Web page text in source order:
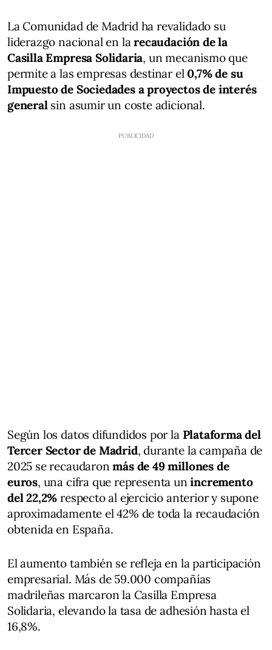
La Comunidad de Madrid ha revalidado su
liderazgo nacional en larecaudación de la
Casilla Empresa Solidaria, un mecanismo que
permite a las empresas destinar el0,7% de su
Impuesto de Sociedades a proyectos de interés
general sin asumir un coste adicional.
Según los datos difundidos por la Plataforma del
Tercer Sector de Madrid, durante la campaña de
2025 se recaudaronmás de 49 millones de
euros, una cifra que representa unincremento
del 22,2% respecto al ejercicio anterior y supone
aproximadamente el 42% de toda la recaudación
obtenida en España.
El aumento también se refleja en la participación
empresarial. Más de 59.000 compañías
madrileñas marcaron la Casilla Empresa
Solidaria, elevando la tasa de adhesión hasta el
16,8%.